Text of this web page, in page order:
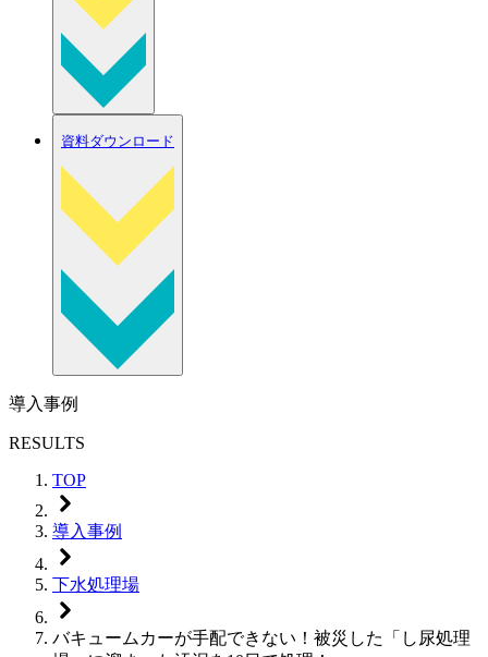
資料ダウンロード
導入事例
RESULTS
TOP
導入事例
下水処理場
バキュームカーが手配できない！被災した「し尿処理